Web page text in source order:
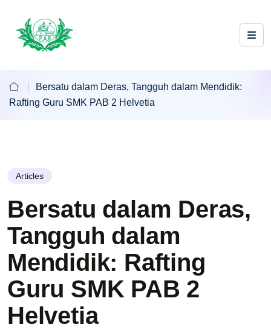
Bersatu dalam Deras, Tangguh dalam Mendidik:
Rafting Guru SMK PAB 2 Helvetia
Articles
Bersatu dalam Deras,
Tangguh dalam
Mendidik: Rafting
Guru SMK PAB 2
Helvetia